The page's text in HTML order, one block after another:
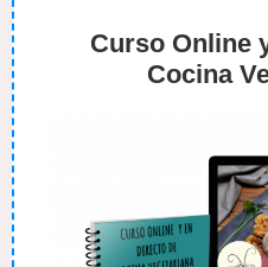
Curso Online
Cocina